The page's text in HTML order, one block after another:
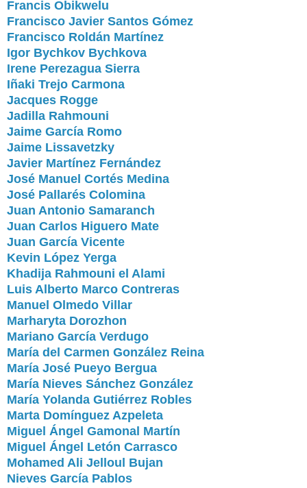
Francis Obikwelu
Francisco Javier Santos Gómez
Francisco Roldán Martínez
Igor Bychkov Bychkova
Irene Perezagua Sierra
Iñaki Trejo Carmona
Jacques Rogge
Jadilla Rahmouni
Jaime García Romo
Jaime Lissavetzky
Javier Martínez Fernández
José Manuel Cortés Medina
José Pallarés Colomina
Juan Antonio Samaranch
Juan Carlos Higuero Mate
Juan García Vicente
Kevin López Yerga
Khadija Rahmouni el Alami
Luis Alberto Marco Contreras
Manuel Olmedo Villar
Marharyta Dorozhon
Mariano García Verdugo
María del Carmen González Reina
María José Pueyo Bergua
María Nieves Sánchez González
María Yolanda Gutiérrez Robles
Marta Domínguez Azpeleta
Miguel Ángel Gamonal Martín
Miguel Ángel Letón Carrasco
Mohamed Ali Jelloul Bujan
Nieves García Pablos